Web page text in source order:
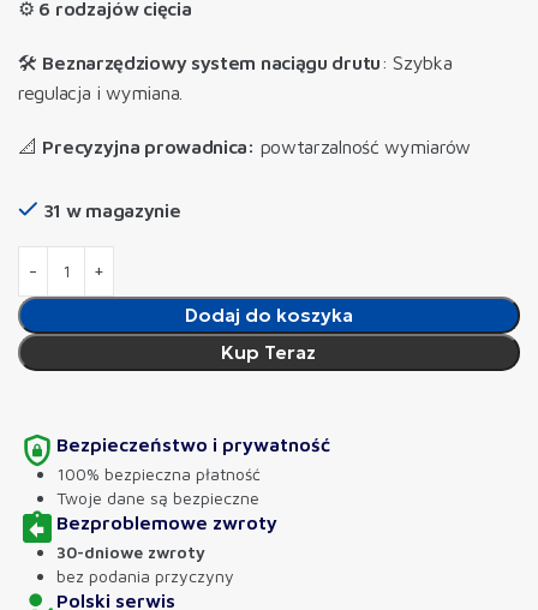
⚙️ 6 rodzajów cięcia
🛠️ Beznarzędziowy system naciągu drutu: Szybka
regulacja i wymiana.
📐 Precyzyjna prowadnica: powtarzalność wymiarów
31 w magazynie
Dodaj do koszyka
Kup Teraz
Bezpieczeństwo i prywatność
100% bezpieczna płatność
Twoje dane są bezpieczne
Bezproblemowe zwroty
30-dniowe zwroty
bez podania przyczyny
Polski serwis